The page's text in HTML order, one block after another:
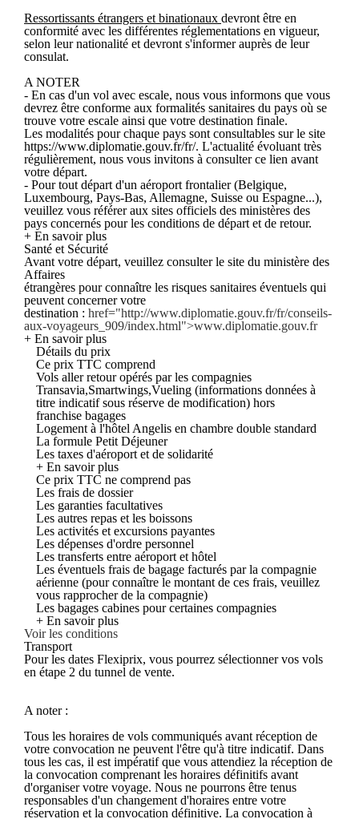
Ressortissants étrangers et binationaux devront être en
conformité avec les différentes réglementations en vigueur,
selon leur nationalité et devront s'informer auprès de leur
consulat.
A NOTER
- En cas d'un vol avec escale, nous vous informons que vous
devrez être conforme aux formalités sanitaires du pays où se
trouve votre escale ainsi que votre destination finale.
Les modalités pour chaque pays sont consultables sur le site
https://www.diplomatie.gouv.fr/fr/. L'actualité évoluant très
régulièrement, nous vous invitons à consulter ce lien avant
votre départ.
- Pour tout départ d'un aéroport frontalier (Belgique,
Luxembourg, Pays-Bas, Allemagne, Suisse ou Espagne...),
veuillez vous référer aux sites officiels des ministères des
pays concernés pour les conditions de départ et de retour.
+ En savoir plus
Santé et Sécurité
Avant votre départ, veuillez consulter le site du ministère des
Affaires
étrangères pour connaître les risques sanitaires éventuels qui
peuvent concerner votre
destination : href="http://www.diplomatie.gouv.fr/fr/conseils-
aux-voyageurs_909/index.html">www.diplomatie.gouv.fr
+ En savoir plus
Détails du prix
Ce prix TTC comprend
Vols aller retour opérés par les compagnies
Transavia,Smartwings,Vueling (informations données à
titre indicatif sous réserve de modification) hors
franchise bagages
Logement à l'hôtel Angelis en chambre double standard
La formule Petit Déjeuner
Les taxes d'aéroport et de solidarité
+ En savoir plus
Ce prix TTC ne comprend pas
Les frais de dossier
Les garanties facultatives
Les autres repas et les boissons
Les activités et excursions payantes
Les dépenses d'ordre personnel
Les transferts entre aéroport et hôtel
Les éventuels frais de bagage facturés par la compagnie
aérienne (pour connaître le montant de ces frais, veuillez
vous rapprocher de la compagnie)
Les bagages cabines pour certaines compagnies
+ En savoir plus
Voir les conditions
Transport
Pour les dates Flexiprix, vous pourrez sélectionner vos vols
en étape 2 du tunnel de vente.
A noter :
Tous les horaires de vols communiqués avant réception de
votre convocation ne peuvent l'être qu'à titre indicatif. Dans
tous les cas, il est impératif que vous attendiez la réception de
la convocation comprenant les horaires définitifs avant
d'organiser votre voyage. Nous ne pourrons être tenus
responsables d'un changement d'horaires entre votre
réservation et la convocation définitive. La convocation à